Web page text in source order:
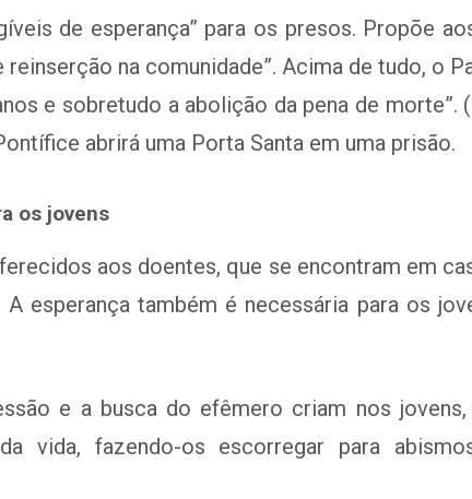
de esperança” para os presos. Propõe
na comunidade”. Acima de tudo, o
e sobretudo a abolição da pena de
abrirá uma Porta Santa em uma prisão.
os jovens
aos doentes, que se encontram em
esperança também é necessária para os
e a busca do efêmero criam nos
vida, fazendo-os escorregar para